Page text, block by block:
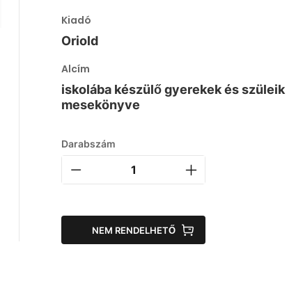
Kiadó
Oriold
Alcím
iskolába készülő gyerekek és szüleik
mesekönyve
Darabszám
NEM RENDELHETŐ